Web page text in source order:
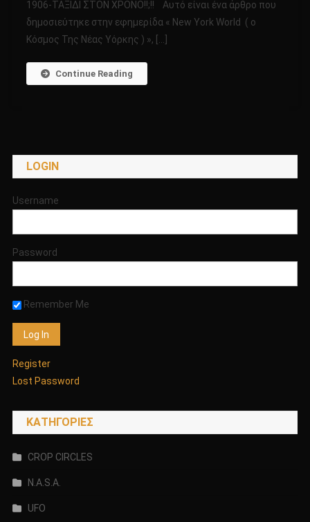
ΠΑΝΕΛΛΗΝΙΑ
ΑΝΑΦΟΡΑ!!!
ΚΙΝΗΤΟ
ΣΤΟ
1906-
1906-ΤΑΞΙΔΙ ΣΤΟΝ ΧΡΟΝΟ!!;!! Αυτό είναι ένα άρθρο που
δημοσιεύτηκε στην εφημερίδα « New York World ( ο
Κόσμος Της Νέας Υόρκης ) », […]
Continue Reading
LOGIN
Username
Password
Remember Me
Register
Lost Password
KΑΤΗΓΟΡΊΕΣ
CROP CIRCLES
N.A.S.A.
UFO